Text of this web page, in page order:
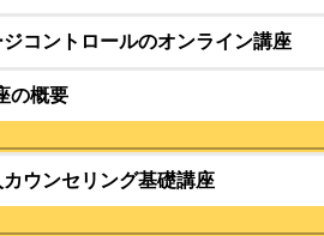
コントロールのオンライン講座
の概要
ウンセリング基礎講座